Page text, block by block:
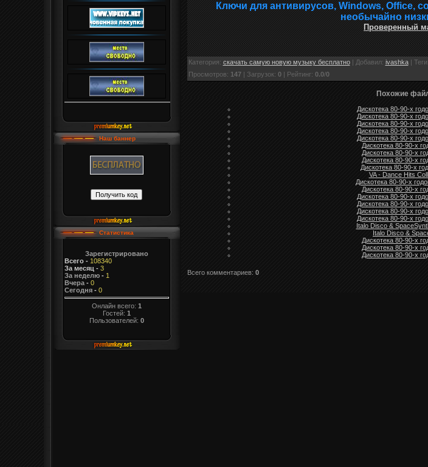
Наш баннер
Статистика
Зарегистрировано
Всего- 108340
За месяц - 3
За неделю- 1
Вчера- 0
Сегодня- 0
Онлайн всего: 1
Гостей: 1
Пользователей: 0
Ключи для антивирусов, Windows, Office,
необычайно
Проверенный
Категория: скачать самую новую музыку бесплатно| Добавил: ivashka| Теги
Просмотров: 147| Загрузок: 0| Рейтинг: 0.0/0
Похожие
Дискотека 80-90-х
Дискотека 80-90-х
Дискотека 80-90-х
Дискотека 80-90-х
Дискотека 80-90-х
Дискотека 80-90-х
Дискотека 80-90-х
Дискотека 80-90-х
Дискотека 80-90-х
VA - Dance Hits
Дискотека 80-90-х
Дискотека 80-90-х
Дискотека 80-90-х
Дискотека 80-90-х
Дискотека 80-90-х
Дискотека 80-90-х
Italo Disco &
Italo Disco &
Дискотека 80-90-х
Дискотека 80-90-х
Дискотека 80-90-х
Всего комментариев: 0